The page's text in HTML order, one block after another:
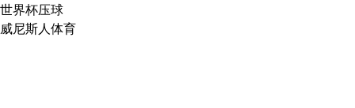
世界杯压球
威尼斯人体育